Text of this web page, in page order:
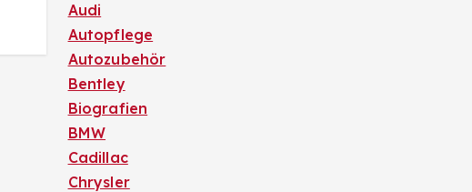
Audi
Autopflege
Autozubehör
Bentley
Biografien
BMW
Cadillac
Chrysler